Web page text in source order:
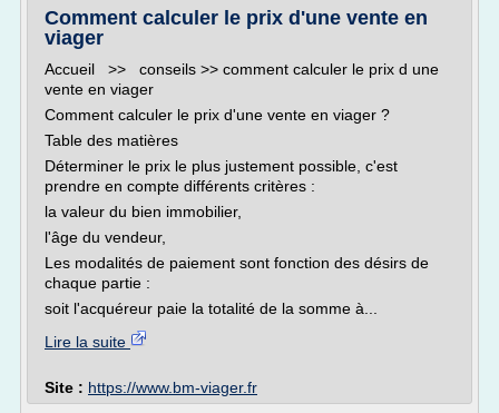
Comment calculer le prix d'une vente en
viager
Accueil >> conseils >> comment calculer le prix d une
vente en viager
Comment calculer le prix d'une vente en viager ?
Table des matières
Déterminer le prix le plus justement possible, c'est
prendre en compte différents critères :
la valeur du bien immobilier,
l'âge du vendeur,
Les modalités de paiement sont fonction des désirs de
chaque partie :
soit l'acquéreur paie la totalité de la somme à...
Lire la suite
Site : https://www.bm-viager.fr